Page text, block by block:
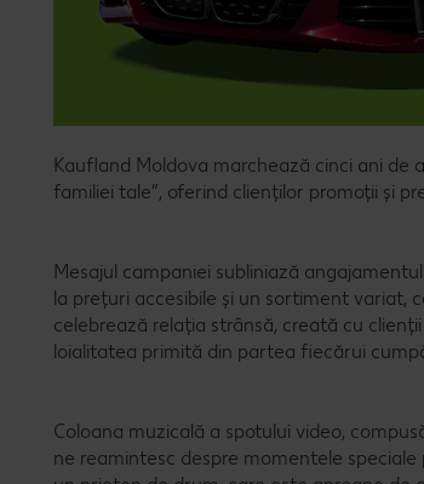
Kaufland Moldova marchează cinci ani de
familiei tale”, oferind clienților promoții și
Mesajul campaniei subliniază
la prețuri accesibile și un sortiment variat,
celebrează relația strânsă, creată cu
loialitatea primită din partea fiecărui
Coloana muzicală a spotului video,
ne reamintesc despre momentele